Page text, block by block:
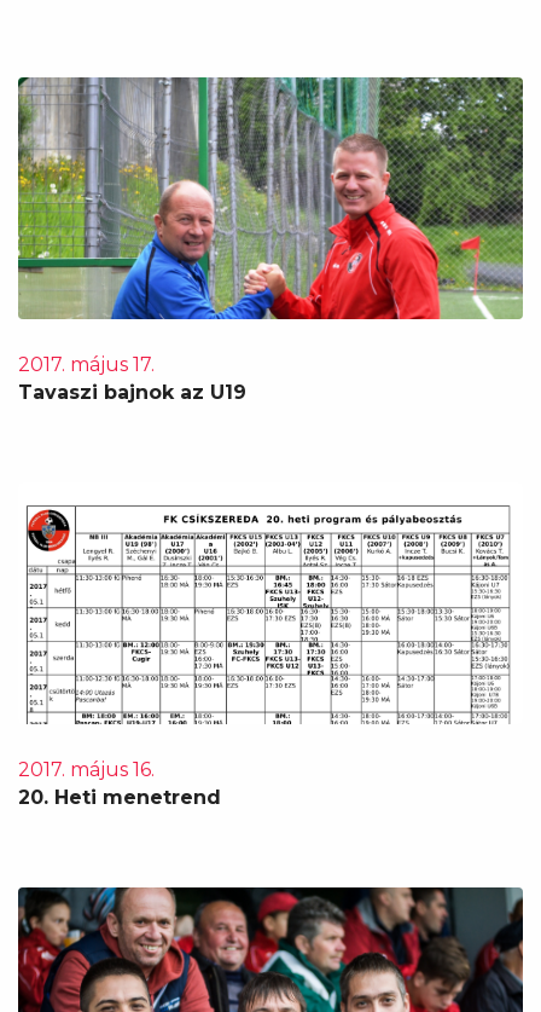
2017. május 17.
Tavaszi bajnok az U19
2017. május 16.
20. Heti menetrend